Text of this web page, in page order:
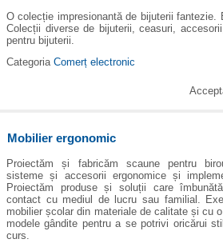
O colecție impresionantă de bijuterii fantezie.
Colecții diverse de bijuterii, ceasuri,
pentru bijuterii.
Categoria Comerț electronic
Mobilier ergonomic
Proiectăm și fabricăm scaune pentru
sisteme și accesorii ergonomice și
Proiectăm produse și soluții care
contact cu mediul de lucru sau familial.
mobilier școlar din materiale de calitate și cu
modele gândite pentru a se potrivi oricărui
curs.